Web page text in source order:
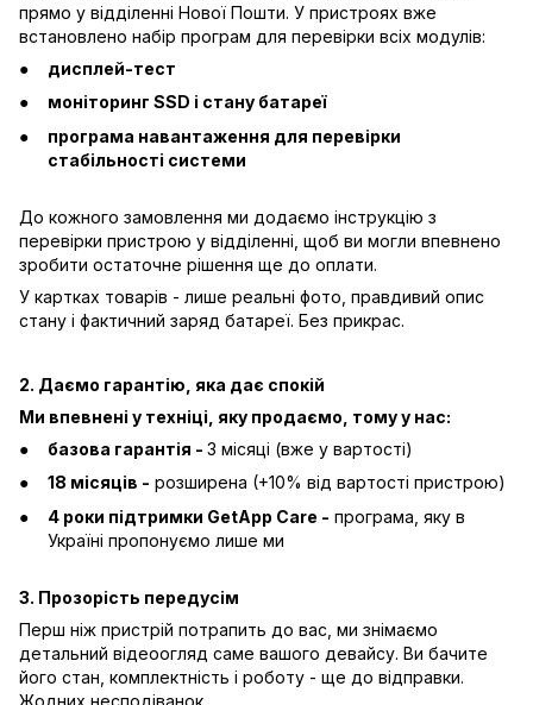
прямо у відділенні Нової Пошти. У пристроях вже
встановлено набір програм для перевірки всіх модулів:
дисплей-тест
моніторинг SSD і стану батареї
програма навантаження для перевірки
стабільності системи
До кожного замовлення ми додаємо інструкцію з
перевірки пристрою у відділенні, щоб ви могли впевнено
зробити остаточне рішення ще до оплати.
У картках товарів - лише реальні фото, правдивий опис
стану і фактичний заряд батареї. Без прикрас.
2. Даємо гарантію, яка дає спокій
Ми впевнені у техніці, яку продаємо, тому у нас:
базова гарантія - 3 місяці (вже у вартості)
18 місяців - розширена (+10% від вартості пристрою)
4 роки підтримки GetApp Care - програма, яку в
Україні пропонуємо лише ми
3. Прозорість передусім
Перш ніж пристрій потрапить до вас, ми знімаємо
детальний відеоогляд саме вашого девайсу. Ви бачите
його стан, комплектність і роботу - ще до відправки.